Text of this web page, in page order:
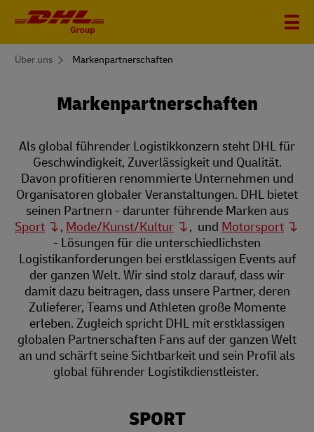
You
Über uns Markenpartnerschaften
Marken­partnerschaften
Als global führender Logistikkonzern steht DHL für
Geschwindigkeit, Zuverlässigkeit und Qualität.
Davon profitieren renommierte Unternehmen und
Organisatoren globaler Veranstaltungen. DHL bietet
seinen Partnern - darunter führende Marken aus
Sport
, Mode/Kunst/Kultur , und Motorsport
- Lösungen für die unterschiedlichsten
Logistikanforderungen bei erstklassigen Events auf
der ganzen Welt. Wir sind stolz darauf, dass wir
damit dazu beitragen, dass unsere Partner, deren
Zulieferer, Teams und Athleten große Momente
erleben. Zugleich spricht DHL mit erstklassigen
globalen Partnerschaften Fans auf der ganzen Welt
an und schärft seine Sichtbarkeit und sein Profil als
global führender Logistikdienstleister.
SPORT